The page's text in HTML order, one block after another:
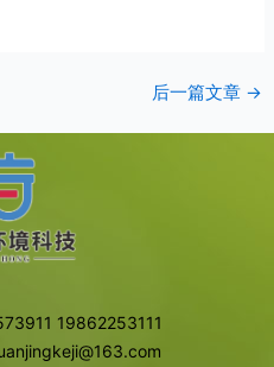
后一篇文章 →
19862253111